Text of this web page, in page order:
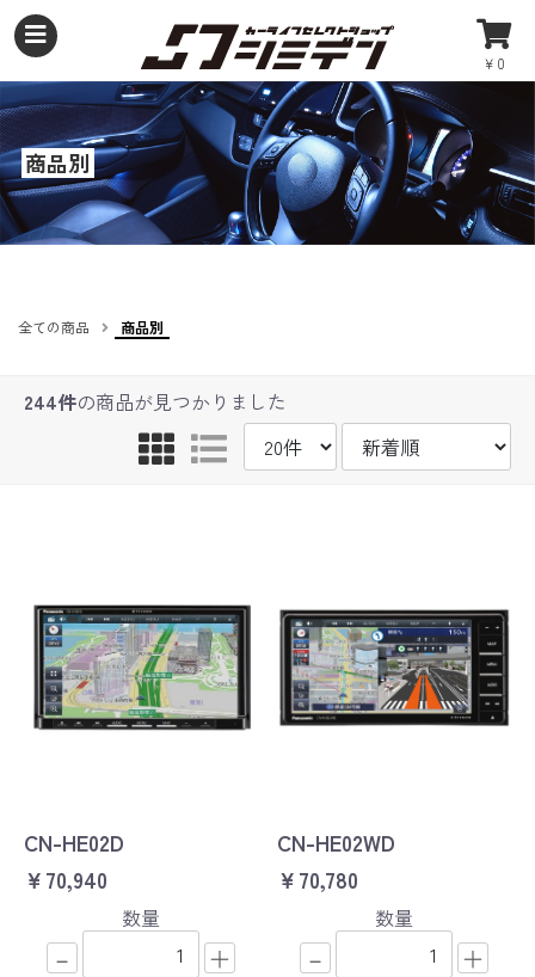
￥0
商品別
全ての商品 商品別
244件の商品が見つかりました
CN-HE02D
￥70,940
数量
－ ＋
CN-HE02WD
￥70,780
数量
－ ＋